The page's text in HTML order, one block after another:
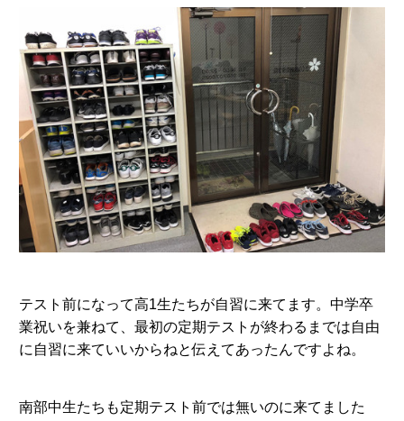
テスト前になって高1生たちが自習に来てます。中学卒
業祝いを兼ねて、最初の定期テストが終わるまでは自由
に自習に来ていいからねと伝えてあったんですよね。
南部中生たちも定期テスト前では無いのに来てました